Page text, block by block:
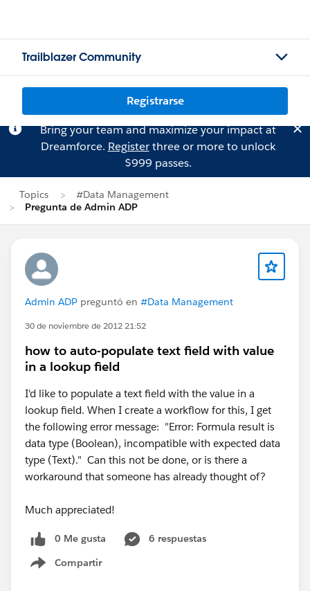
Trailblazer Community
Registrarse
Bring your team and maximize your impact at
Dreamforce. Registerthree or more to unlock
$999 passes.
Topics
#Data Management
Pregunta de Admin ADP
Admin ADP preguntó en #Data Management
30 de noviembre de 2012 21:52
how to auto-populate text field with value
in a lookup field
I'd like to populate a text field with the value in a
lookup field. When I create a workflow for this, I get
the following error message: "Error: Formula result is
data type (Boolean), incompatible with expected data
type (Text)." Can this not be done, or is there a
workaround that someone has already thought of?
Much appreciated!
0 Me gusta
6 respuestas
Compartir
Show menu